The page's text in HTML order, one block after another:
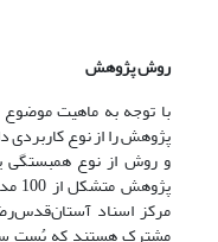
روش پژوهش
با توجه به ماهیت
پژوهش را از نوع
و روش از نوع همبستگی
مرکز اسناد